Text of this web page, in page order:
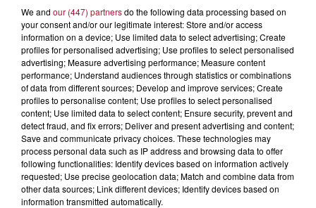
7h51
OCCITANIE : CET ÉTÉ, LA CRÉATION S'EXPOSE
DANS LES ATELIERS D'ARTISANS
Marre des plages bondées et des visites au pas de charge
? La Chambre de Métiers et de l’Artisanat Occitanie
propose une alternative bien plus vivante :...
We and our (447) partnersdo the following data processing based on
your consent and/or our legitimate interest: Store and/or access
information on a device; Use limited data to select advertising; Create
profiles for personalised advertising; Use profiles to select personalised
advertising; Measure advertising performance; Measure content
performance; Understand audiences through statistics or combinations
of data from different sources; Develop and improve services; Create
profiles to personalise content; Use profiles to select personalised
content; Use limited data to select content; Ensure security, prevent and
detect fraud, and fix errors; Deliver and present advertising and content;
Save and communicate privacy choices. These technologies may
process personal data such as IP address and browsing data to offer
following functionalities: Identify devices based on information actively
requested; Use precise geolocation data; Match and combine data from
other data sources; Link different devices; Identify devices based on
information transmitted automatically.